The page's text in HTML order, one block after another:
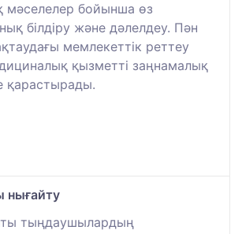
мәселелер бойынша өз
білдіру және дәлелдеу. Пән
мемлекеттік реттеу
қызметті заңнамалық
қарастырады.
нығайту
тыңдаушылардың